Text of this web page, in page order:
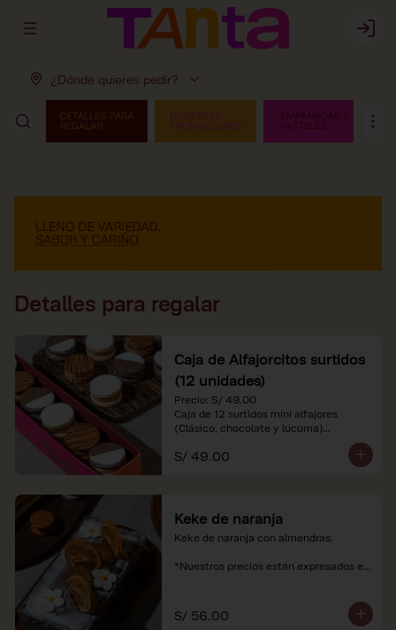
Abrir menu de navegación Login
¿Dónde quieres pedir?
Detalles para regalar
Caja de Alfajorcitos surtidos
(12 unidades)
Precio: S/ 49.00
Caja de 12 surtidos mini alfajores
(Clásico, chocolate y lúcuma)
*Nuestros precios están expresados en
S/ 49.00
Keke de naranja
Keke de naranja con almendras.
*Nuestros precios están expresados en
S/ 56.00